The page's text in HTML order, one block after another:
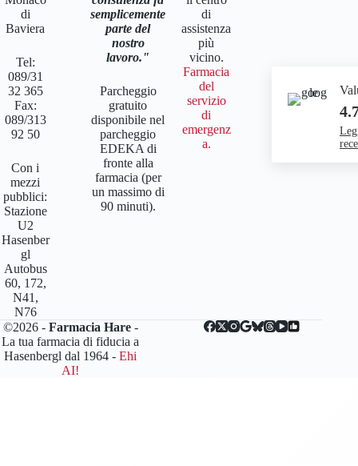
di
Baviera
Tel:
089/31
32 365
Fax:
089/313
92 50
Con i
mezzi
pubblici:
Stazione
U2
Hasenber
gl
Autobus
60, 172,
N41,
N76
semplicemente
parte del
nostro
lavoro.
Parcheggio
gratuito
disponibile nel
parcheggio
EDEKA di
fronte alla
farmacia (per
un massimo di
90 minuti).
di
assistenza
più
vicino.
Farmacia
del
servizio
di
emergenz
a.
©2026 - Farmacia Hare-
La tua farmacia di fiducia a
Hasenbergl dal 1964 -Ehi
AI!